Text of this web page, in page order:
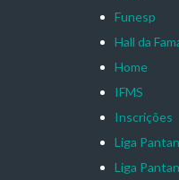
Funesp
Hall da
Home
IFMS
Inscrições
Liga
Liga